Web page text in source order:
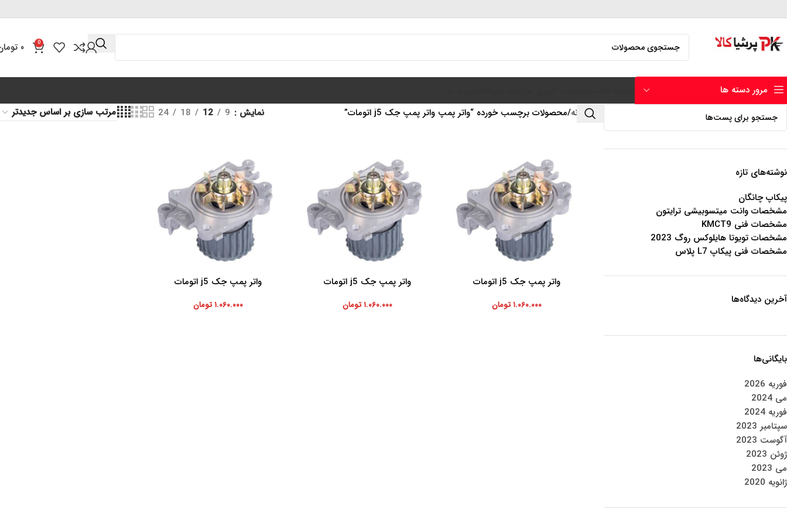
0 ۰
مرور دسته ها
نوشته‌های تازه
پیکاپ چانگان
مشخصات وانت میتسوبیشی ترایتون
مشخصات فنی KMCT9
مشخصات تویوتا هایلوکس روگ 2023
مشخصات فنی پیکاپ L7 پلاس
آخرین دیدگاه‌ها
بایگانی‌ها
فوریه 2026
می 2024
فوریه 2024
سپتامبر 2023
آگوست 2023
ژوئن 2023
می 2023
ژانویه 2020
خانه محصولات برچسب خورده “واتر پمپ واتر پمپ جک j5 اتومات” نمایش 9
12
18
24
افزودن به سبد خرید
واتر پمپ جک j5 اتومات
۱.۰۶۰.۰۰۰تومان
افزودن به سبد خرید
واتر پمپ جک j5 اتومات
۱.۰۶۰.۰۰۰تومان
افزودن به سبد خرید
واتر پمپ جک j5 اتومات
۱.۰۶۰.۰۰۰تومان